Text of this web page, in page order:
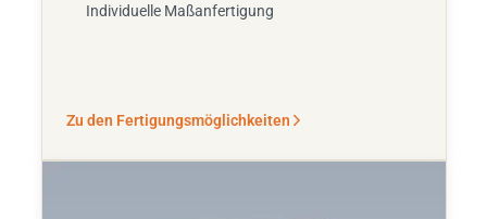
Individuelle Maßanfertigung
Zu den Fertigungsmöglichkeiten